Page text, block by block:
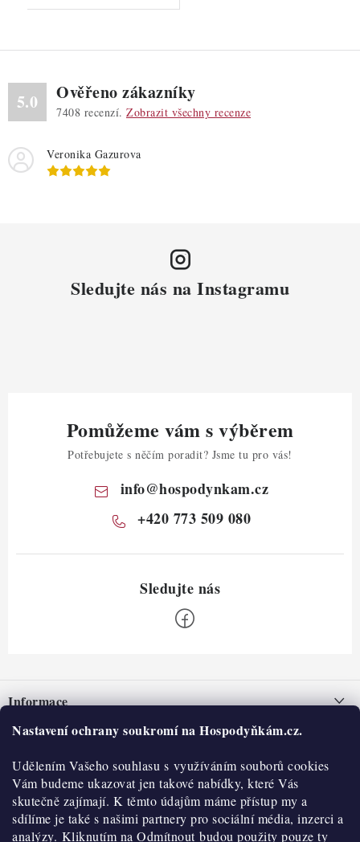
Nastavení ochrany soukromí na Hospodyňkám.cz.
Udělením Vašeho souhlasu s využíváním souborů cookies
Vám budeme ukazovat jen takové nabídky, které Vás
skutečně zajímají. K těmto údajům máme přístup my a
sdílíme je také s našimi partnery pro sociální média, inzerci a
analýzy. Kliknutím na Odmítnout budou použity pouze ty
5.0 Ověřeno zákazníky
7408 recenzí. Zobrazit všechny recenze
Veronika Gazurova
Sledujte nás na Instagramu
Pomůžeme vám s výběrem
Potřebujete s něčím poradit? Jsme tu pro vás!
info@hospodynkam.cz
+420 773 509 080
pInformace
Nepřevzetí zásilky na dobírku
Obchodní podmínky
Hodnocení obchodu
Blog
O nás
Historie
Kontakty
O nákupu
Reklamace a vratky